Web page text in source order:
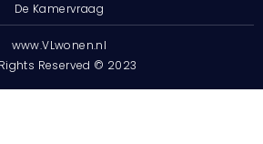
De Kamervraag
www.VLwonen.nl
Reserved © 2023